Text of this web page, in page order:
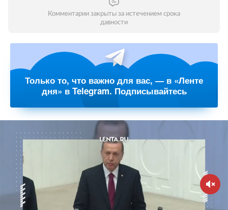
Комментарии закрыты за истечением срока
давности
Только то, что важно для вас, — в «Ленте
дня» в Telegram. Подписывайтесь